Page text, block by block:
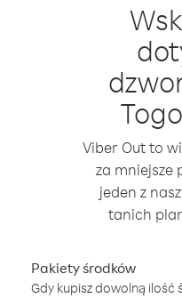
Viber Out to
za mniejsze
jeden z
tanich
Pakiety środków
Gdy kupisz dowolną